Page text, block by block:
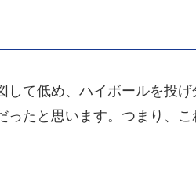
て低め、ハイボールを投
ったと思います。つまり、